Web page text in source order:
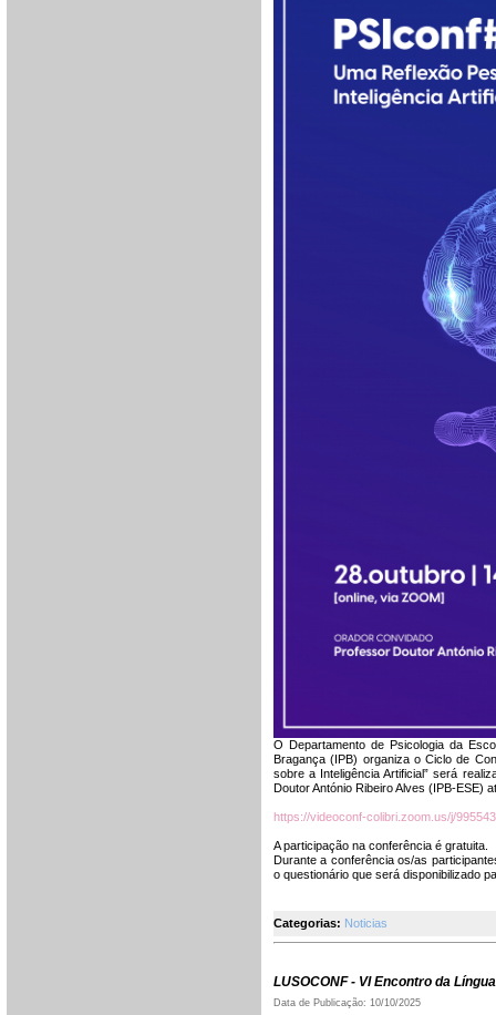
O Departamento de Psicologia da
Bragança (IPB) organiza o Ciclo de
sobre a Inteligência Artificial” será
Doutor António Ribeiro Alves (IPB-ESE)
https://videoconf-colibri.zoom.us/j/
A participação na conferência é gratuita.
Durante a conferência os/as
o questionário que será disponibilizado
Categorias: Noticias
LUSOCONF - VI Encontro da
Data de Publicação: 10/10/2025